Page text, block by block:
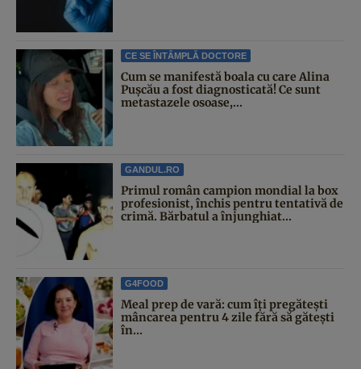
CE SE ÎNTÂMPLĂ DOCTORE
Cum se manifestă boala cu care Alina
Pușcău a fost diagnosticată! Ce sunt
metastazele osoase,...
GANDUL.RO
Primul român campion mondial la box
profesionist, închis pentru tentativă de
crimă. Bărbatul a înjunghiat...
G4FOOD
Meal prep de vară: cum îți pregătești
mâncarea pentru 4 zile fără să gătești
în...